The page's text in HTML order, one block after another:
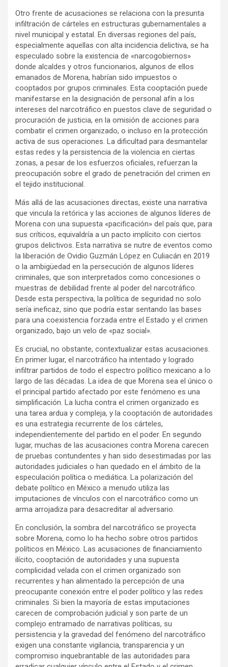
Otro frente de acusaciones se relaciona con la presunta
infiltración de cárteles en estructuras gubernamentales a
nivel municipal y estatal. En diversas regiones del país,
especialmente aquellas con alta incidencia delictiva, se ha
especulado sobre la existencia de «narcogobiernos»
donde alcaldes y otros funcionarios, algunos de ellos
emanados de Morena, habrían sido impuestos o
cooptados por grupos criminales. Esta cooptación puede
manifestarse en la designación de personal afín a los
intereses del narcotráfico en puestos clave de seguridad o
procuración de justicia, en la omisión de acciones para
combatir el crimen organizado, o incluso en la protección
activa de sus operaciones. La dificultad para desmantelar
estas redes y la persistencia de la violencia en ciertas
zonas, a pesar de los esfuerzos oficiales, refuerzan la
preocupación sobre el grado de penetración del crimen en
el tejido institucional.
Más allá de las acusaciones directas, existe una narrativa
que vincula la retórica y las acciones de algunos líderes de
Morena con una supuesta «pacificación» del país que, para
sus críticos, equivaldría a un pacto implícito con ciertos
grupos delictivos. Esta narrativa se nutre de eventos como
la liberación de Ovidio Guzmán López en Culiacán en 2019
o la ambigüedad en la persecución de algunos líderes
criminales, que son interpretados como concesiones o
muestras de debilidad frente al poder del narcotráfico.
Desde esta perspectiva, la política de seguridad no solo
sería ineficaz, sino que podría estar sentando las bases
para una coexistencia forzada entre el Estado y el crimen
organizado, bajo un velo de «paz social».
Es crucial, no obstante, contextualizar estas acusaciones.
En primer lugar, el narcotráfico ha intentado y logrado
infiltrar partidos de todo el espectro político mexicano a lo
largo de las décadas. La idea de que Morena sea el único o
el principal partido afectado por este fenómeno es una
simplificación. La lucha contra el crimen organizado es
una tarea ardua y compleja, y la cooptación de autoridades
es una estrategia recurrente de los cárteles,
independientemente del partido en el poder. En segundo
lugar, muchas de las acusaciones contra Morena carecen
de pruebas contundentes y han sido desestimadas por las
autoridades judiciales o han quedado en el ámbito de la
especulación política o mediática. La polarización del
debate político en México a menudo utiliza las
imputaciones de vínculos con el narcotráfico como un
arma arrojadiza para desacreditar al adversario.
En conclusión, la sombra del narcotráfico se proyecta
sobre Morena, como lo ha hecho sobre otros partidos
políticos en México. Las acusaciones de financiamiento
ilícito, cooptación de autoridades y una supuesta
complicidad velada con el crimen organizado son
recurrentes y han alimentado la percepción de una
preocupante conexión entre el poder político y las redes
criminales. Si bien la mayoría de estas imputaciones
carecen de comprobación judicial y son parte de un
complejo entramado de narrativas políticas, su
persistencia y la gravedad del fenómeno del narcotráfico
exigen una constante vigilancia, transparencia y un
compromiso inquebrantable de las autoridades para